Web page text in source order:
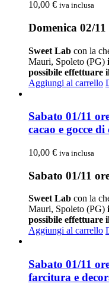
10,00 € iva inclusa
Domenica 02/11
Sweet Lab con la
Mauri, Spoleto (PG)
possibile effettuare
Aggiungi al carrello
Sabato 01/11
cacao e gocce di
10,00 € iva inclusa
Sabato 01/11
Sweet Lab con la
Mauri, Spoleto (PG)
possibile effettuare
Aggiungi al carrello
Sabato 01/11
farcitura e